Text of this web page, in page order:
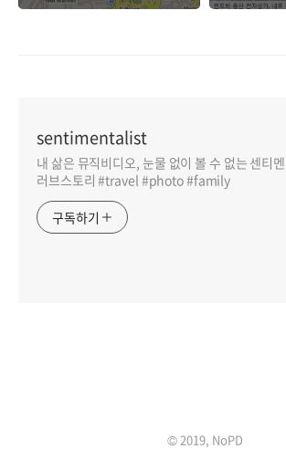
sentimentalist
내 삶은 뮤직비디오, 눈물 없이 볼 수 없는 센티
러브스토리 #travel #photo #family
구독하기
© 2019, NoPD